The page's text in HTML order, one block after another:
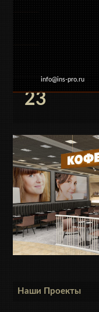
info@ins-pro.ru
23
Наши Проекты